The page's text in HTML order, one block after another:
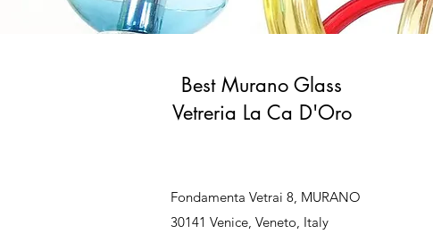
Best Murano Glass
Vetreria La Ca D'Oro
Fondamenta Vetrai 8, MURANO
30141 Venice, Veneto, Italy